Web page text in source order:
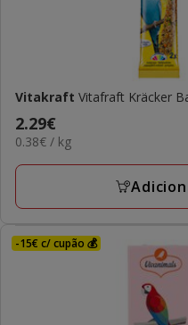
Vitakraft Vitafraft Kräcker
Preço
2.29€
2.29€
0.38€
KG
0.38€ / kg
-15€ c/ cupão 💰